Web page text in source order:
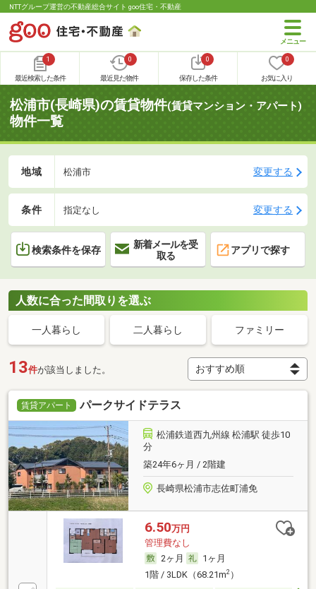
NTTグループ運営の不動産総合サイト goo住宅・不動産
1
最近検索した条件
0
最近見た物件
0
保存した条件
0
お気に入り
松浦市(長崎県)の賃貸物件(賃貸マンション・アパート)
物件一覧
地域 松浦市 変更する
条件 指定なし 変更する
検索条件を保存
新着メールを受
取る
アプリで探す
人数に合った間取りを選ぶ
一人暮らし 二人暮らし ファミリー
13件が該当しました。
賃貸アパート パークサイドテラス
松浦鉄道西九州線 松浦駅 徒歩10
分
築24年6ヶ月 / 2階建
長崎県松浦市志佐町浦免
6.50万円
管理費なし
2ヶ月
1ヶ月
1階 / 3LDK（68.21m2）